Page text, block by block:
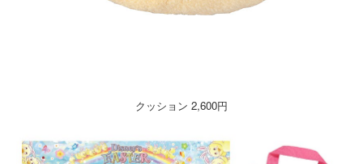
クッション 2,600円